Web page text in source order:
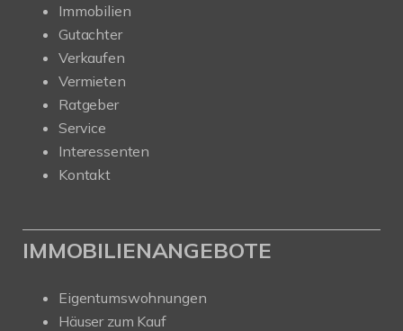
Immobilien
Gutachter
Verkaufen
Vermieten
Ratgeber
Service
Interessenten
Kontakt
IMMOBILIENANGEBOTE
Eigentumswohnungen
Häuser zum Kauf